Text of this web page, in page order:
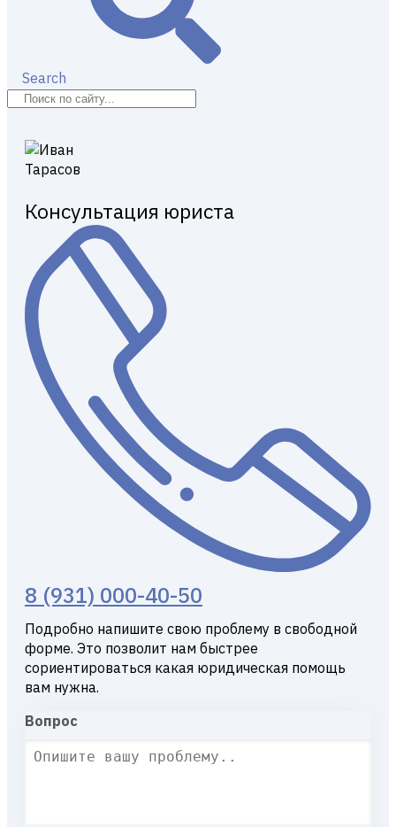
Search
Консультация юриста
8 (931) 000-40-50
Подробно напишите свою проблему в свободной
форме. Это позволит нам быстрее
сориентироваться какая юридическая помощь
вам нужна.
Вопрос